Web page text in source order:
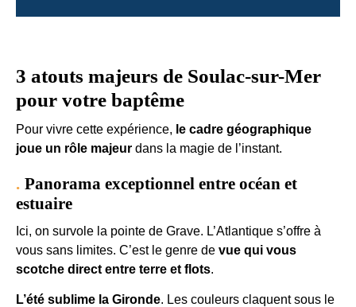
3 atouts majeurs de Soulac-sur-Mer
pour votre baptême
Pour vivre cette expérience, le cadre géographique
joue un rôle majeur dans la magie de l’instant.
Panorama exceptionnel entre océan et
estuaire
Ici, on survole la pointe de Grave. L’Atlantique s’offre à
vous sans limites. C’est le genre de vue qui vous
scotche direct entre terre et flots.
L’été sublime la Gironde. Les couleurs claquent sous le